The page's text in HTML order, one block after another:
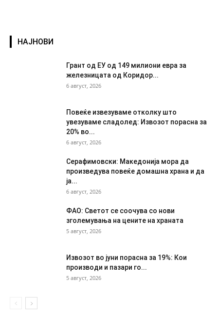
НАЈНОВИ
Грант од ЕУ од 149 милиони евра за
железницата од Коридор...
6 август, 2026
Повеќе извезуваме отколку што
увезуваме сладолед: Извозот порасна за
20% во...
6 август, 2026
Серафимовски: Македонија мора да
произведува повеќе домашна храна и да
ја...
6 август, 2026
ФАО: Светот се соочува со нови
зголемувања на цените на храната
5 август, 2026
Извозот во јуни порасна за 19%: Кои
производи и пазари го...
5 август, 2026